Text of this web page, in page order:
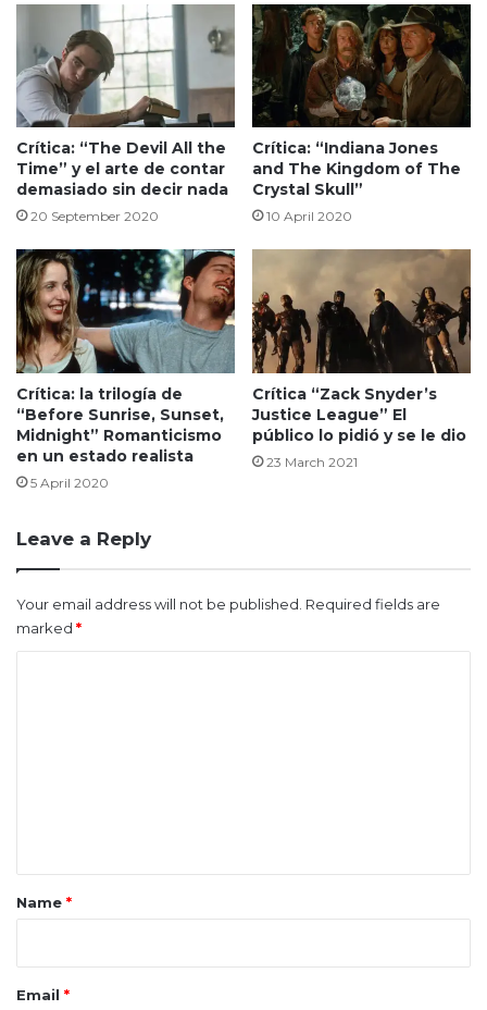
Crítica: “The Devil All the
Time” y el arte de contar
demasiado sin decir nada
20 September 2020
Crítica: “Indiana Jones
and The Kingdom of The
Crystal Skull”
10 April 2020
Crítica: la trilogía de
“Before Sunrise, Sunset,
Midnight” Romanticismo
en un estado realista
5 April 2020
Crítica “Zack Snyder’s
Justice League” El
público lo pidió y se le dio
23 March 2021
Leave a Reply
Your email address will not be published. Required fields are
marked *
*Name *
Email *